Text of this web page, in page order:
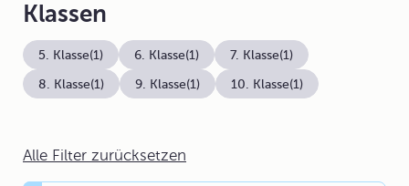
Alle Filter zurücksetzen
Klassen
5. Klasse(1) 6. Klasse(1) 7. Klasse(1)
8. Klasse(1) 9. Klasse(1) 10. Klasse(1)